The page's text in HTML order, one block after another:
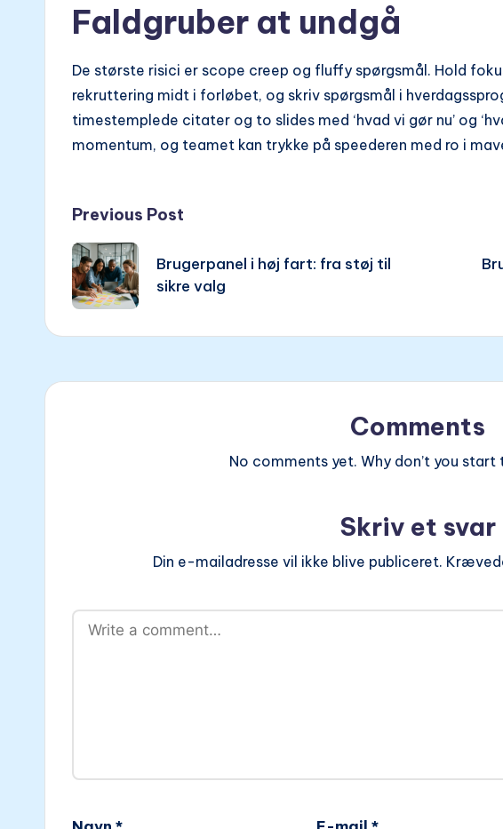
Faldgruber at undgå
De største risici er scope creep og fluffy spørgsmål. Hold
rekruttering midt i forløbet, og skriv spørgsmål i
timestemplede citater og to slides med ‘hvad vi gør nu’ og
momentum, og teamet kan trykke på speederen med ro i
Post
navigation
Previous Post
Brugerpanel i høj fart: fra støj til
sikre valg
Comments
No comments yet. Why don’t you start
Skriv et svar
Din e-mailadresse vil ikke blive publiceret.